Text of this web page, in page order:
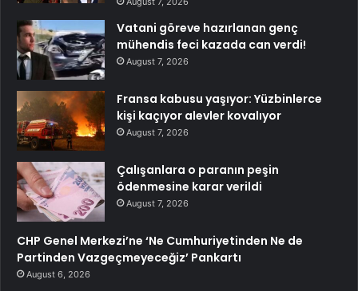
Vatani göreve hazırlanan genç
mühendis feci kazada can verdi!
August 7, 2026
Fransa kabusu yaşıyor: Yüzbinlerce
kişi kaçıyor alevler kovalıyor
August 7, 2026
Çalışanlara o paranın peşin
ödenmesine karar verildi
August 7, 2026
CHP Genel Merkezi’ne ‘Ne Cumhuriyetinden Ne de
Partinden Vazgeçmeyeceğiz’ Pankartı
August 6, 2026